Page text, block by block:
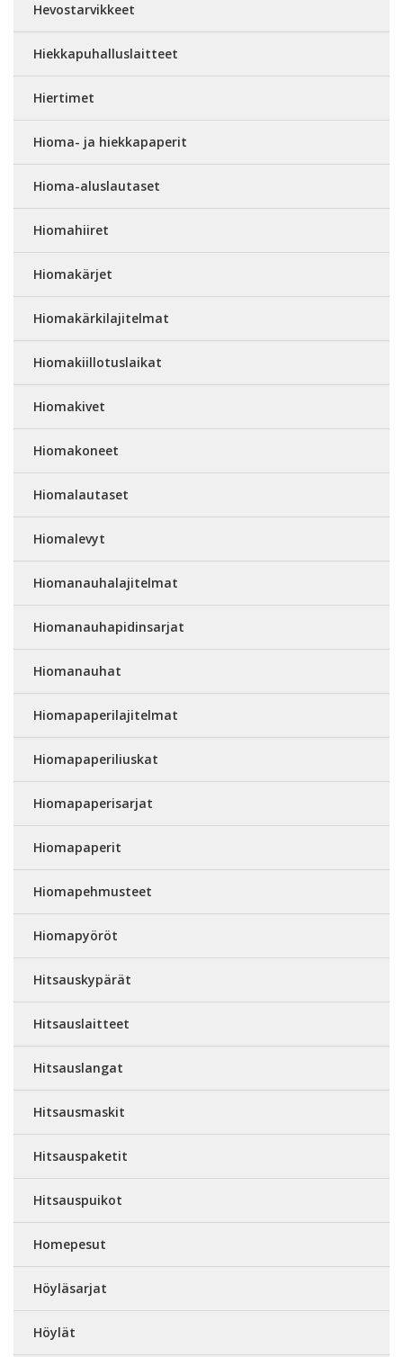
Hevostarvikkeet
Hiekkapuhalluslaitteet
Hiertimet
Hioma- ja hiekkapaperit
Hioma-aluslautaset
Hiomahiiret
Hiomakärjet
Hiomakärkilajitelmat
Hiomakiillotuslaikat
Hiomakivet
Hiomakoneet
Hiomalautaset
Hiomalevyt
Hiomanauhalajitelmat
Hiomanauhapidinsarjat
Hiomanauhat
Hiomapaperilajitelmat
Hiomapaperiliuskat
Hiomapaperisarjat
Hiomapaperit
Hiomapehmusteet
Hiomapyöröt
Hitsauskypärät
Hitsauslaitteet
Hitsauslangat
Hitsausmaskit
Hitsauspaketit
Hitsauspuikot
Homepesut
Höyläsarjat
Höylät